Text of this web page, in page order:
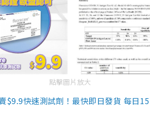
點擊圖片放大
$9.9快速測試劑！最快即日發貨 每日